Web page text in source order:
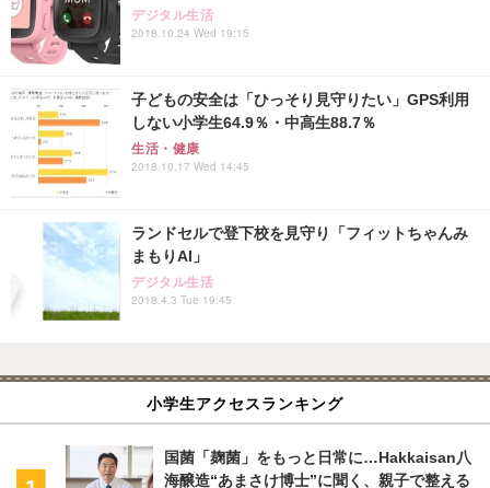
デジタル生活
2018.10.24 Wed 19:15
子どもの安全は「ひっそり見守りたい」GPS利用
しない小学生64.9％・中高生88.7％
生活・健康
2018.10.17 Wed 14:45
ランドセルで登下校を見守り「フィットちゃんみ
まもりAI」
デジタル生活
2018.4.3 Tue 19:45
小学生アクセスランキング
国菌「麹菌」をもっと日常に…Hakkaisan八
海醸造“あまさけ博士”に聞く、親子で整える